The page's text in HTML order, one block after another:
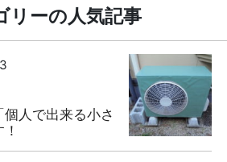
リーの人気記事
人で出来る小さ